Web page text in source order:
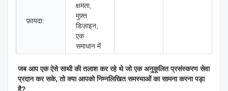
फ़ायदा:
क्षमता,
मुफ़्त
डिज़ाइन,
एक
समाधान में
जब आप एक ऐसे साथी की तलाश कर रहे थे जो एक अनुकूलित प्रसंस्करण सेवा
प्रदान कर सके, तो क्या आपको निम्नलिखित समस्याओं का सामना करना पड़ा
है?